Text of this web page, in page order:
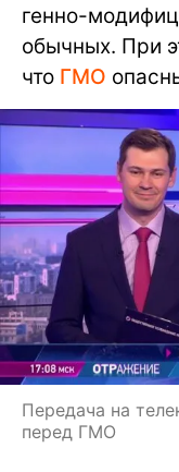
генно-
обычных. При
что ГМО
Передача на
перед ГМО